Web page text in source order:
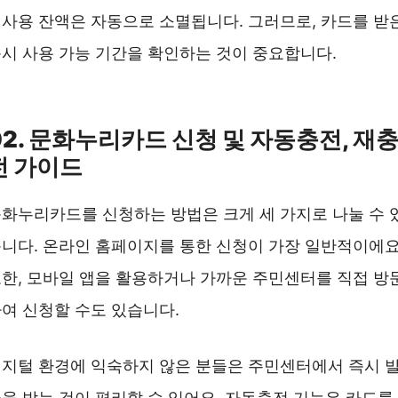
용 잔액은 자동으로 소멸됩니다. 그러므로, 카드를 받
사용 가능 기간을 확인하는 것이 중요합니다.
문화누리카드 신청 및 자동충전, 재충
가이드
누리카드를 신청하는 방법은 크게 세 가지로 나눌 수
다. 온라인 홈페이지를 통한 신청이 가장 일반적이에
, 모바일 앱을 활용하거나 가까운 주민센터를 직접 방
신청할 수도 있습니다.
털 환경에 익숙하지 않은 분들은 주민센터에서 즉시